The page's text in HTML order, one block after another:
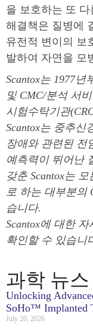
을 보호하는 또
해결책은 질병에
유전적 변이의 보
발하여 자연을 모
Scantox는 1977
및 CMC/분석 서
시험수탁기관
Scantox는 중추신
장애와 관련된 전
예측력이 뛰어난
갖춘 Scantox는
로 하는 대부분의
습니다.
Scantox에 대한 자
확인할 수 있습니
과학 뉴스
Unlocking
SoHo™ Implanted
July 20, 2026